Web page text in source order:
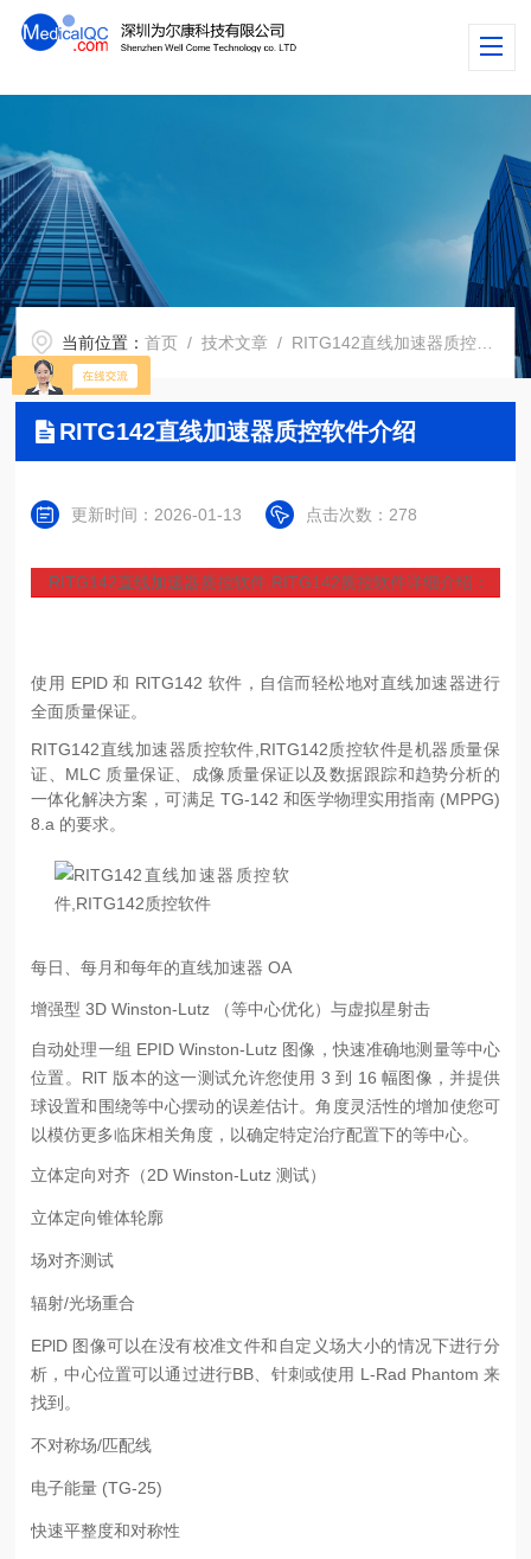
当前位置：首页 /技术文章 / RITG142直线加速器质控软件介绍
RITG142直线加速器质控软件介绍
更新时间：2026-01-13 点击次数：278
RITG142直线加速器质控软件,RITG142质控软件详细介绍：
使用 EPlD 和 RlTG142 软件，自信而轻松地对直线加速器进行
全面质量保证。
RITG142直线加速器质控软件,RITG142质控软件是机器质量保
证、MLC 质量保证、成像质量保证以及数据跟踪和趋势分析的
一体化解决方案，可满足 TG-142 和医学物理实用指南 (MPPG)
8.a 的要求。
每日、每月和每年的直线加速器 OA
增强型 3D Winston-Lutz （等中心优化）与虚拟星射击
自动处理一组 EPID Winston-Lutz 图像，快速准确地测量等中心
位置。RlT 版本的这一测试允许您使用 3 到 16 幅图像，并提供
球设置和围绕等中心摆动的误差估计。角度灵活性的增加使您可
以模仿更多临床相关角度，以确定特定治疗配置下的等中心。
立体定向对齐（2D Winston-Lutz 测试）
立体定向锥体轮廓
场对齐测试
辐射/光场重合
EPlD 图像可以在没有校准文件和自定义场大小的情况下进行分
析，中心位置可以通过进行BB、针刺或使用 L-Rad Phantom 来
找到。
不对称场/匹配线
电子能量 (TG-25)
快速平整度和对称性